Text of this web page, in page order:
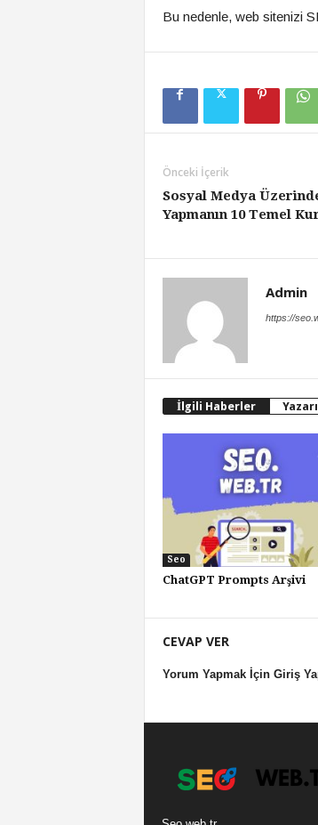
Bu nedenle, web sitenizi
Önceki İçerik
Sosyal Medya
Yapmanın 10 Temel
Admin
https://
İlgili Haberler
Seo
ChatGPT Prompts Arşivi
CEVAP VER
Yorum Yapmak İçin Giriş